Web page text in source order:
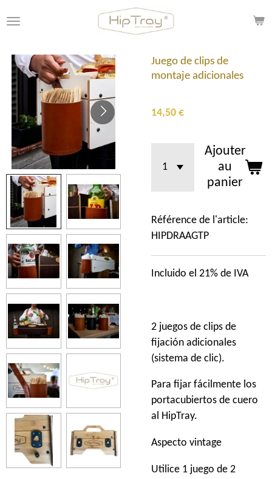
au
principal
Juego de clips de
montaje adicionales
14,50 €
Ajouter
au
panier
Référence de l'article:
HIPDRAAGTP
Incluido el 21% de IVA
2 juegos de clips de
fijación adicionales
(sistema de clic).
Para fijar fácilmente los
portacubiertos de cuero
al HipTray.
Aspecto vintage
Utilice 1 juego de 2